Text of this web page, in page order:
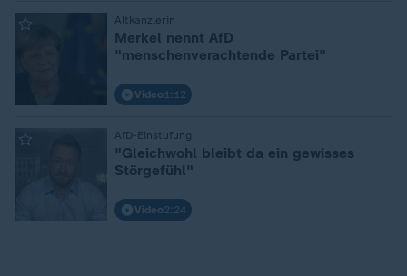
Altkanzlerin
Merkel nennt AfD
"menschenverachtende Partei"
Video 1:12
AfD-Einstufung
"Gleichwohl bleibt da ein gewisses
Störgefühl"
Video2:24